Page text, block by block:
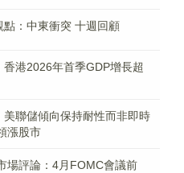
點：中東衝突 十週回顧
香港2026年首季GDP增長超
美聯儲傾向保持耐性而非即時
漲股市
場評論：4月FOMC會議前